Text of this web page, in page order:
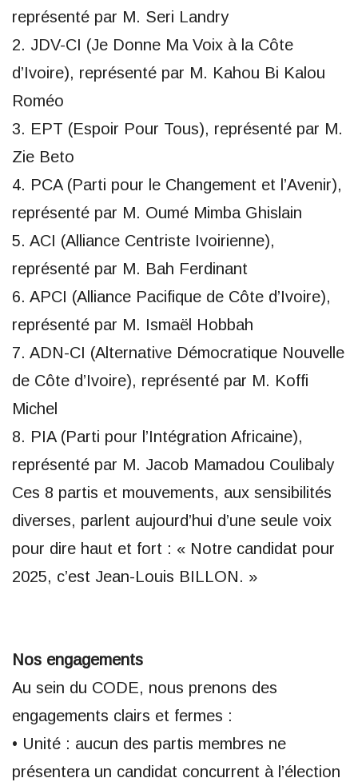
représenté par M. Seri Landry
2. JDV-CI (Je Donne Ma Voix à la Côte
d’Ivoire), représenté par M. Kahou Bi Kalou
Roméo
3. EPT (Espoir Pour Tous), représenté par M.
Zie Beto
4. PCA (Parti pour le Changement et l’Avenir),
représenté par M. Oumé Mimba Ghislain
5. ACI (Alliance Centriste Ivoirienne),
représenté par M. Bah Ferdinant
6. APCI (Alliance Pacifique de Côte d’Ivoire),
représenté par M. Ismaël Hobbah
7. ADN-CI (Alternative Démocratique Nouvelle
de Côte d’Ivoire), représenté par M. Koffi
Michel
8. PIA (Parti pour l’Intégration Africaine),
représenté par M. Jacob Mamadou Coulibaly
Ces 8 partis et mouvements, aux sensibilités
diverses, parlent aujourd’hui d’une seule voix
pour dire haut et fort : « Notre candidat pour
2025, c’est Jean-Louis BILLON. »
Nos engagements
Au sein du CODE, nous prenons des
engagements clairs et fermes :
• Unité : aucun des partis membres ne
présentera un candidat concurrent à l’élection